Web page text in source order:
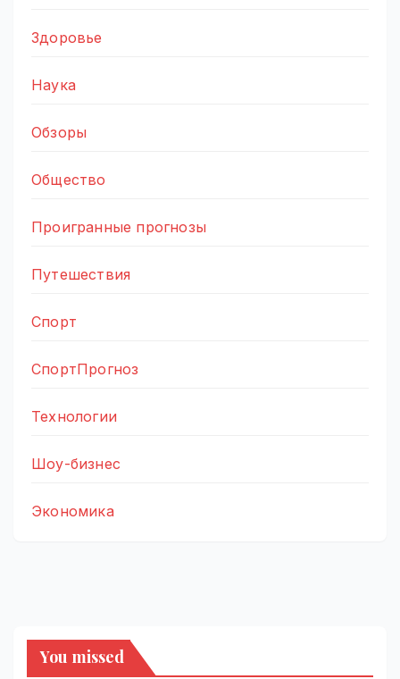
Здоровье
Наука
Обзоры
Общество
Проигранные прогнозы
Путешествия
Спорт
СпортПрогноз
Технологии
Шоу-бизнес
Экономика
You missed